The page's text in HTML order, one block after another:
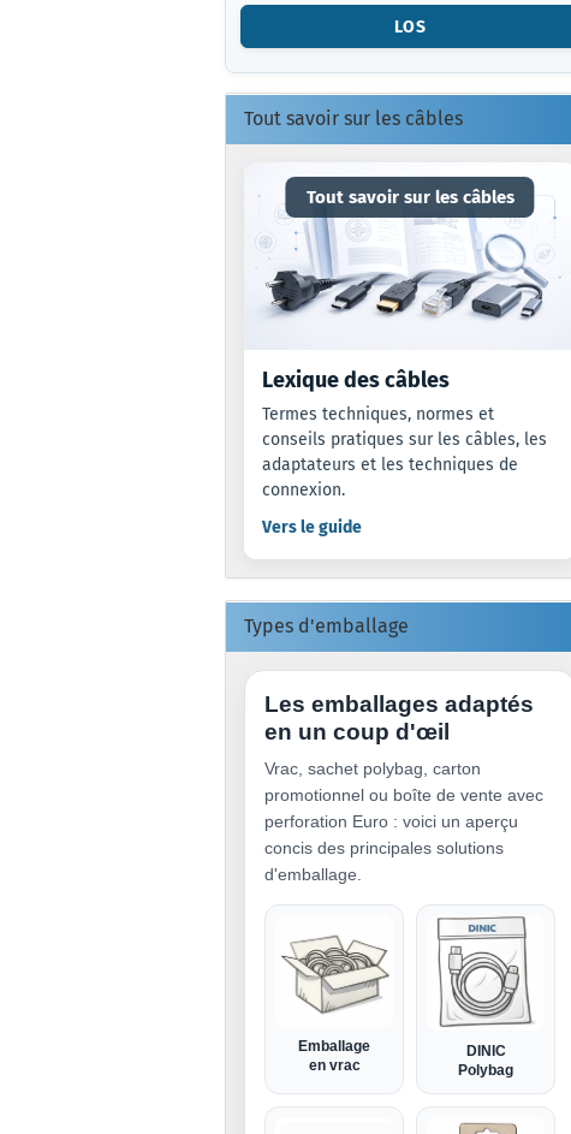
DE
CATALOGUE.
LOS
Tout savoir sur les câbles
Tout savoir sur les câbles
Lexique des câbles
Termes techniques, normes et
conseils pratiques sur les câbles, les
adaptateurs et les techniques de
connexion.
Vers le guide
Types d'emballage
Les emballages adaptés
en un coup d'œil
Vrac, sachet polybag, carton
promotionnel ou boîte de vente avec
perforation Euro : voici un aperçu
concis des principales solutions
d'emballage.
Emballage
en vrac
DINIC
Polybag